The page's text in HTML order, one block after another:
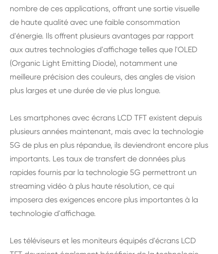
nombre de ces applications, offrant une sortie visuelle
de haute qualité avec une faible consommation
d'énergie. Ils offrent plusieurs avantages par rapport
aux autres technologies d'affichage telles que l'OLED
(Organic Light Emitting Diode), notamment une
meilleure précision des couleurs, des angles de vision
plus larges et une durée de vie plus longue.
Les smartphones avec écrans LCD TFT existent depuis
plusieurs années maintenant, mais avec la technologie
5G de plus en plus répandue, ils deviendront encore plus
importants. Les taux de transfert de données plus
rapides fournis par la technologie 5G permettront un
streaming vidéo à plus haute résolution, ce qui
imposera des exigences encore plus importantes à la
technologie d'affichage.
Les téléviseurs et les moniteurs équipés d'écrans LCD